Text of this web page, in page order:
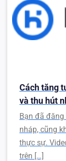
Cách tăng
và thu hút
Bạn đã
nháp, cũng
thực sự.
trên […]